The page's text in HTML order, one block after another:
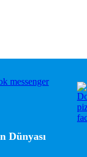
Dünyası